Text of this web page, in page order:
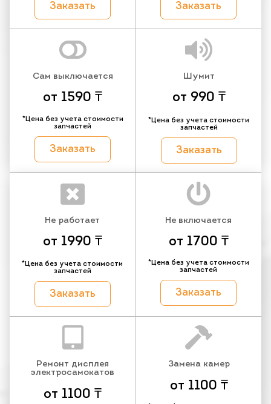
Заказать Заказать
Сам выключается
от 1590 ₸
*Цена без учета стоимости
запчастей
Заказать
Шумит
от 990 ₸
*Цена без учета стоимости
запчастей
Заказать
Не работает
от 1990 ₸
*Цена без учета стоимости
запчастей
Заказать
Не включается
от 1700 ₸
*Цена без учета стоимости
запчастей
Заказать
Ремонт дисплея
электросамокатов
от 1100 ₸
Замена камер
от 1100 ₸